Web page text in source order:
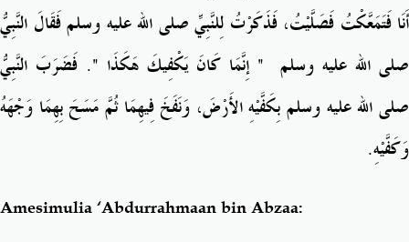
أَنَا فَتَمَعَّكْتُ فَصَلَّيْتُ، فَذَكَرْتُ لِلنَّبِيِّ صلى الله عليه وسلم فَقَالَ النَّبِيُّ
صلى الله عليه وسلم ‏ " ‏ إِنَّمَا كَانَ يَكْفِيكَ هَكَذَا ‏ "‏‏.‏ فَضَرَبَ النَّبِيُّ
صلى الله عليه وسلم بِكَفَّيْهِ الأَرْضَ، وَنَفَخَ فِيهِمَا ثُمَّ مَسَحَ بِهِمَا وَجْهَهُ
وَكَفَّيْهِ‏.‏
Amesimulia ‘Abdurrahmaan bin Abzaa: